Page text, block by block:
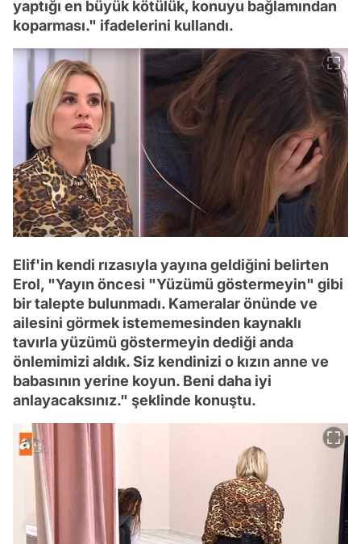
yaptığı en büyük kötülük, konuyu bağlamından
koparması." ifadelerini kullandı.
Elif'in kendi rızasıyla yayına geldiğini belirten
Erol, "Yayın öncesi "Yüzümü göstermeyin" gibi
bir talepte bulunmadı. Kameralar önünde ve
ailesini görmek istememesinden kaynaklı
tavırla yüzümü göstermeyin dediği anda
önlemimizi aldık. Siz kendinizi o kızın anne ve
babasının yerine koyun. Beni daha iyi
anlayacaksınız." şeklinde konuştu.